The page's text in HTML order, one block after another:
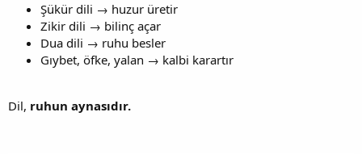
Şükür dili → huzur üretir
Zikir dili → bilinç açar
Dua dili → ruhu besler
Gıybet, öfke, yalan → kalbi karartır
Dil, ruhun aynasıdır.